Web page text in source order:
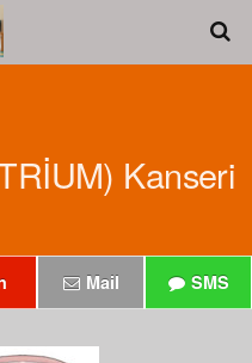
Kanseri
Mail SMS